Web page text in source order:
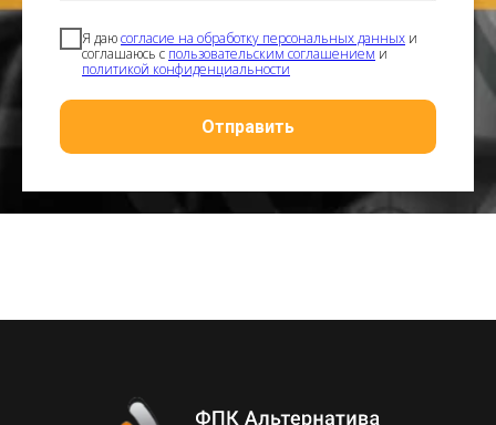
Я даюсогласие на обработку персональных данных и
соглашаюсь с пользовательским соглашением и
политикой конфиденциальности
Отправить